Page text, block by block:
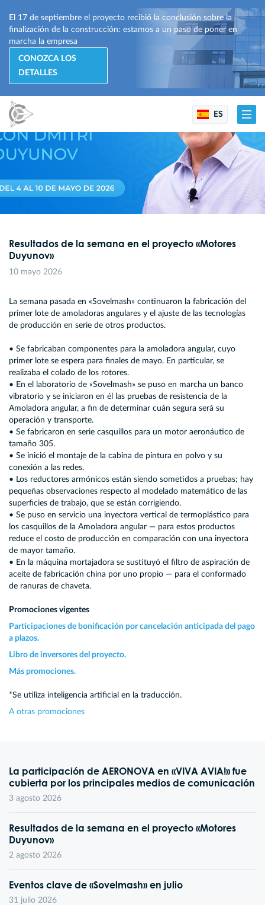
El 17 de septiembre el proyecto recibió la conclusión sobre la
finalización de la construcción: estamos a un paso de poner en
marcha la empresa
CONOZCA LOS
DETALLES
ES
Resultados de la semana en el proyecto «Motores
Duyunov»
10 mayo 2026
La semana pasada en «Sovelmash» continuaron la fabricación del
primer lote de amoladoras angulares y el ajuste de las tecnologías
de producción en serie de otros productos.
• Se fabricaban componentes para la amoladora angular, cuyo
primer lote se espera para finales de mayo. En particular, se
realizaba el colado de los rotores.
• En el laboratorio de «Sovelmash» se puso en marcha un banco
vibratorio y se iniciaron en él las pruebas de resistencia de la
Amoladora angular, a fin de determinar cuán segura será su
operación y transporte.
• Se fabricaron en serie casquillos para un motor aeronáutico de
tamaño 305.
• Se inició el montaje de la cabina de pintura en polvo y su
conexión a las redes.
• Los reductores armónicos están siendo sometidos a pruebas; hay
pequeñas observaciones respecto al modelado matemático de las
superficies de trabajo, que se están corrigiendo.
• Se puso en servicio una inyectora vertical de termoplástico para
los casquillos de la Amoladora angular — para estos productos
reduce el costo de producción en comparación con una inyectora
de mayor tamaño.
• En la máquina mortajadora se sustituyó el filtro de aspiración de
aceite de fabricación china por uno propio — para el conformado
de ranuras de chaveta.
Promociones vigentes
Participaciones de bonificación por cancelación anticipada del pago
a plazos.
Libro de inversores del proyecto.
Más promociones.
*Se utiliza inteligencia artificial en la traducción.
A otras promociones
La participación de AERONOVA en «VIVA AVIA!» fue
cubierta por los principales medios de comunicación
3 agosto 2026
Resultados de la semana en el proyecto «Motores
Duyunov»
2 agosto 2026
Eventos clave de «Sovelmash» en julio
31 julio 2026